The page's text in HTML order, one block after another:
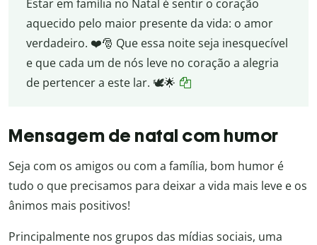
Estar em família no Natal é sentir o coração
aquecido pelo maior presente da vida: o amor
verdadeiro. ❤️🎅 Que essa noite seja inesquecível
e que cada um de nós leve no coração a alegria
de pertencer a este lar. 🕊️🌟
Mensagem de natal com humor
Seja com os amigos ou com a família, bom humor é
tudo o que precisamos para deixar a vida mais leve e os
ânimos mais positivos!
Principalmente nos grupos das mídias sociais, uma